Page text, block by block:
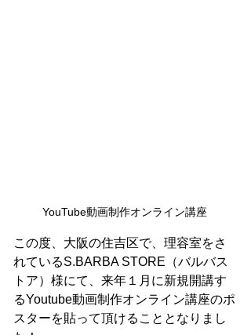
YouTube動画制作オンライン講座
この度、大阪の住吉区で、理容室をさ
れているS.BARBA STORE（バルバス
トア）様にて、来年１月に新規開講す
るYoutube動画制作オンライン講座のポ
スターを貼って頂けることとなりまし